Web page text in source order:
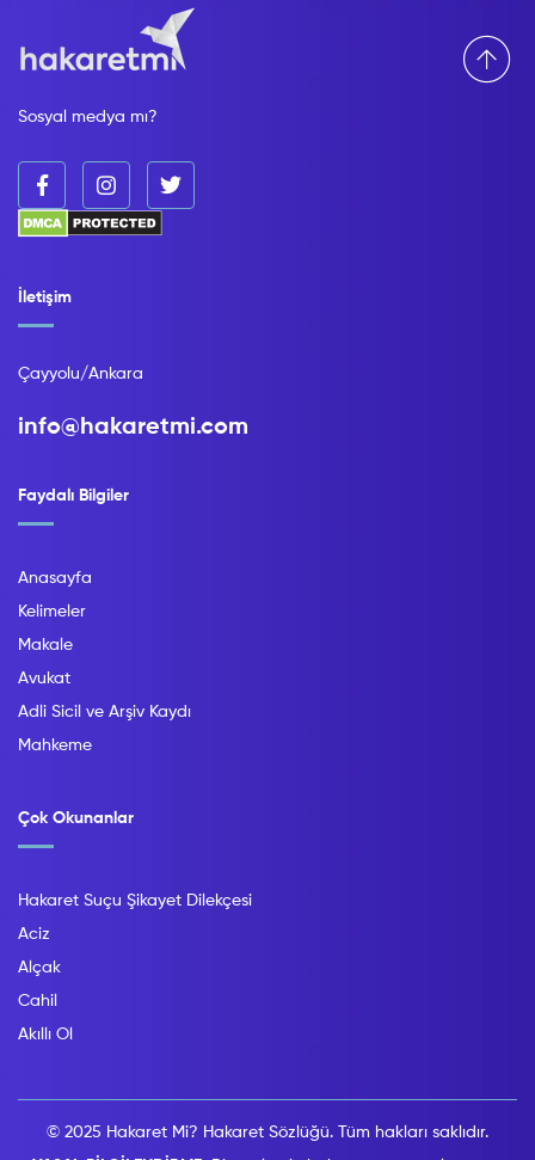
Sosyal medya mı?
Faydalı Bilgiler
Anasayfa
Kelimeler
Makale
Avukat
Adli Sicil ve Arşiv Kaydı
Mahkeme
Çok Okunanlar
Hakaret Suçu Şikayet Dilekçesi
Aciz
Alçak
Cahil
Akıllı Ol
İletişim
Çayyolu/Ankara
info@hakaretmi.com
© 2025 Hakaret Mi? Hakaret Sözlüğü. Tüm hakları saklıdır.